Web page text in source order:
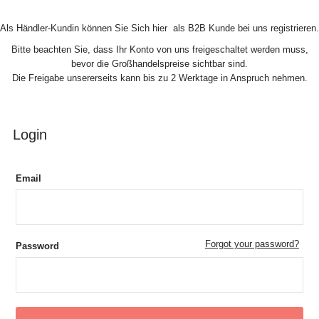
Als Händler-Kundin können Sie Sich hier als B2B Kunde bei uns registrieren.
Bitte beachten Sie, dass Ihr Konto von uns freigeschaltet werden muss,
bevor die Großhandelspreise sichtbar sind.
Die Freigabe unsererseits kann bis zu 2 Werktage in Anspruch nehmen.
Login
Email
Password Forgot your password?